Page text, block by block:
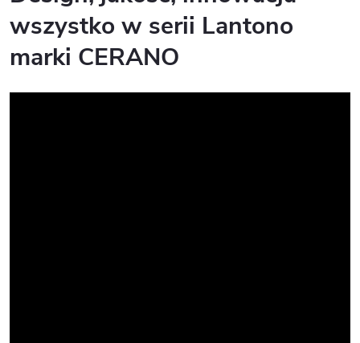
wszystko w serii Lantono
marki CERANO